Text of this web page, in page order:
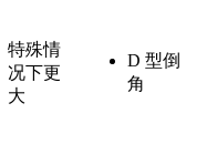
特殊情
况下更
大
D 型倒
角